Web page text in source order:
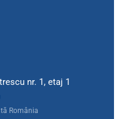
nr. 1, etaj 1
România